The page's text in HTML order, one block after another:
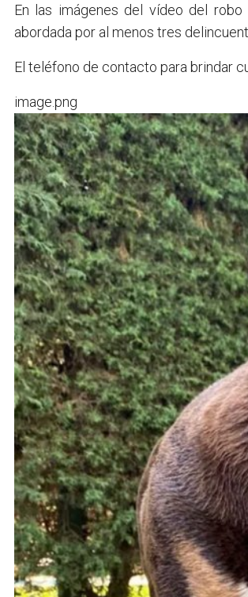
En las imágenes del vídeo del
abordada por al menos tres
El teléfono de contacto para brindar
image.png